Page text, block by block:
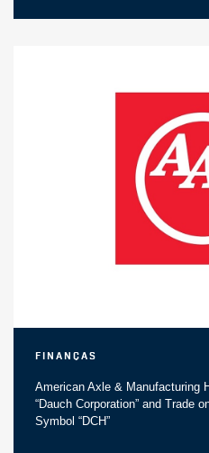
Finanças
American Axle & Manufacturing
“Dauch Corporation” and Trade
Symbol “DCH”